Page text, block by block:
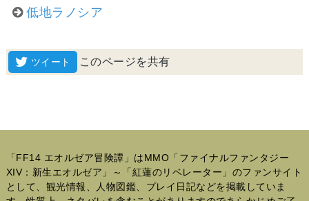
低地ラノシア
このページを共有
「FF14 エオルゼア冒険譚」はMMO「ファイナルファンタジー
XIV：新生エオルゼア」～「紅蓮のリベレーター」のファンサイト
として、観光情報、人物図鑑、プレイ日記などを掲載していま